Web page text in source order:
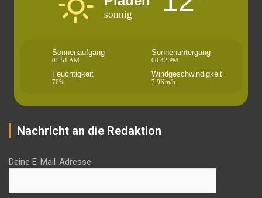
sonnig
Sonnenaufgang
05:51 AM
Sonnenuntergang
08:42 PM
Feuchtigkeit
70%
Windgeschwindigkeit
7.9Km/h
Nachricht an die Redaktion
Deine E-Mail-Adresse